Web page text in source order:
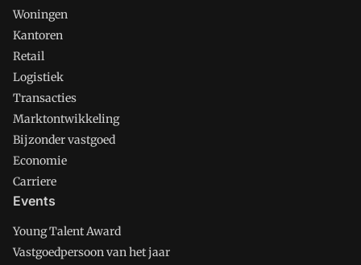
Woningen
Kantoren
Retail
Logistiek
Transacties
Marktontwikkeling
Bijzonder vastgoed
Economie
Carriere
Events
Young Talent Award
Vastgoedpersoon van het jaar